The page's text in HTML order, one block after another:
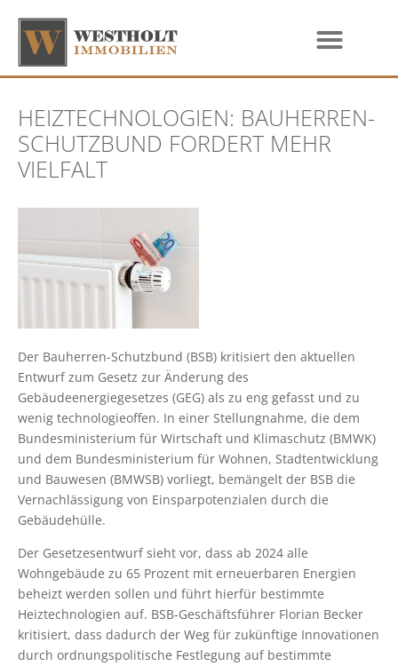
HEIZTECHNOLOGIEN: BAUHERREN-
SCHUTZBUND FORDERT MEHR
VIELFALT
Der Bauherren-Schutzbund (BSB) kritisiert den aktuellen
Entwurf zum Gesetz zur Änderung des
Gebäudeenergiegesetzes (GEG) als zu eng gefasst und zu
wenig technologieoffen. In einer Stellungnahme, die dem
Bundesministerium für Wirtschaft und Klimaschutz (BMWK)
und dem Bundesministerium für Wohnen, Stadtentwicklung
und Bauwesen (BMWSB) vorliegt, bemängelt der BSB die
Vernachlässigung von Einsparpotenzialen durch die
Gebäudehülle.
Der Gesetzesentwurf sieht vor, dass ab 2024 alle
Wohngebäude zu 65 Prozent mit erneuerbaren Energien
beheizt werden sollen und führt hierfür bestimmte
Heiztechnologien auf. BSB-Geschäftsführer Florian Becker
kritisiert, dass dadurch der Weg für zukünftige Innovationen
durch ordnungspolitische Festlegung auf bestimmte